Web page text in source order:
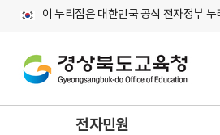
이 누리집은 대한민국 공식 전자정부 누
전자민원